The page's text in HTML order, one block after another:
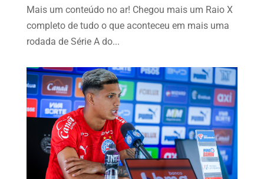
Mais um conteúdo no ar! Chegou mais um Raio X
completo de tudo o que aconteceu em mais uma
rodada de Série A do...